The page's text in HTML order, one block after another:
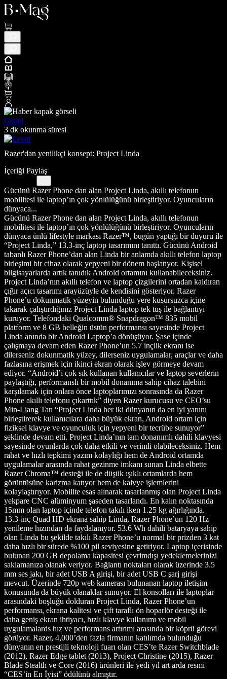
Genel
3 dk okunma süresi
Razer'dan yenilikçi konsept: Project Linda
İçeriği Paylaş
Gücünü Razer Phone dan alan Project Linda, akıllı telefonun
mobilitesi ile laptop’ın çok yönlülüğünü birleştiriyor. Oyuncuların
dünyaca...
Gücünü Razer Phone dan alan Project Linda, akıllı telefonun
mobilitesi ile laptop’ın çok yönlülüğünü birleştiriyor. Oyuncuların
dünyaca ünlü lifestyle markası Razer™, bugün yaptığı bir duyuru ile
“Project Linda,” 13.3-inç laptop tasarımını tanıttı. Gücünü Android
tabanlı Razer Phone’dan alan Linda bir anlamda akıllı telefon laptop
birleşimi bir cihaz olarak yepyeni bir dönem başlatıyor. Kişisel
bilgisayarlarda artık tanıdık Android ortamını kullanabileceksiniz.
Project Linda’nın akıllı telefon ve laptop çizgilerini ortadan kaldıran
çığır açıcı tasarımı arayüzüyle de kendisini gösteriyor. Razer
Phone’u dokunmatik yüzeyin bulunduğu yere kusursuzca içine
takarak çalıştırdığınız Project Linda laptop tek tuş ile bağlantıyı
kuruyor. Telefondaki Qualcomm® Snapdragon™ 835 mobil
platform ve 8 GB belleğin üstün performansı sayesinde Project
Linda anında bir Android Laptop’a dönüşüyor. Şase içinde
çalışmaya devam eden Razer Phone’un 5.7 inçlik ekranı ise
dilerseniz dokunmatik yüzey, dilerseniz uygulamalar, araçlar ve daha
fazlasına erişmek için ikinci ekran olarak işlev görmeye devam
ediyor. “Android’i çok sık kullanan kullanıcılar ve laptop severlerin
paylaştığı, performanslı bir mobil donanıma sahip cihaz talebini
karşılamak için onlara önce laptoplarımızı sonrasında da Razer
Phone akıllı telefonu çıkarttık” diyen Razer kurucusu ve CEO’su
Min-Liang Tan “Project Linda her iki dünyanın da en iyi yanını
birleştirerek kullanıcılara daha büyük ekran, Android ortam için
fiziksel klavye ve oyunculuk için yepyeni bir tecrübe sunuyor”
şeklinde devam etti. Project Linda’nın tam donanımlı dahili klavyesi
sayesinde oyunlarda çok daha etkili ve verimli olabileceksiniz. Hem
rahat ve hızlı tepkimi yazım kolaylığı hem de Android ortamda
uygulamalar arasında rahat gezinme imkanı sunan Linda elbette
Razer Chroma™ desteği ile de düşük ışıklı ortamlarda hem
görüntüsüne karizma katıyor hem de kalvye işlemlerini
kolaylaştırıyor. Mobilite esas alınarak tasarlanmış olan Project Linda
yekpare CNC alüminyum şaseden tasarlandı. En kalın noktasında
15mm olan laptop içinde telefon takılı iken 1.25 kg ağırlığında.
13.3-inç Quad HD ekrana sahip Linda, Razer Phone’un 120 Hz
yenileme hızından da faydalanıyor. 53.6 Wh dahili bataryaya sahip
olan Linda bu şekilde takılı Razer Phone’u normal bir prizden 3 kat
daha hızlı bir sürede %100 pil seviyesine getiriyor. Laptop içerisinde
bulunan 200 GB depolama kapasitesi çevrimdışı yedeklemelerinizi
saklamanıza olanak veriyor. Bağlantı noktaları olarak üzerinde 3.5
mm ses jakı, bir adet USB A girişi, bir adet USB C şarj girişi
mevcut. Üzerinde 720p web kamerası bulunanan laptop iletişim
konusunda da büyük olanaklar sunuyor. El konsolları ile laptoplar
arasındaki boşluğu dolduran Project Linda, Razer Phone’un
performansı, ekrana kalitesi ve çift taraflı ön hoparlör desteği ile
daha geniş ekran ihtiyacı, hızlı klavye kullanımı ve mobil
uygulamalards hız ve performans artırımı arasında bir köprü görevi
görüyor. Razer, 4,000’den fazla firmanın katılımda bulunduğu
dünyanın en prestijli teknoloji fuarı olan CES’te Razer Switchblade
(2012), Razer Edge tablet (2013), Project Christine (2015), Razer
Blade Stealth ve Core (2016) ürünleri ile yedi yıl art arda resmi
“CES’in En İyisi” ödülünü almıştır.